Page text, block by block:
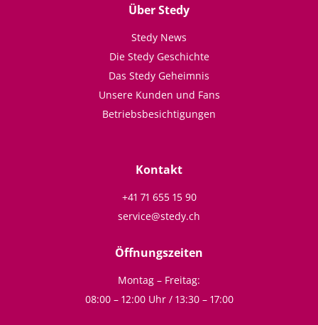
Über Stedy
Stedy News
Die Stedy Geschichte
Das Stedy Geheimnis
Unsere Kunden und Fans
Betriebsbesichtigungen
Kontakt
+41 71 655 15 90
service@stedy.ch
Öffnungszeiten
Montag – Freitag:
08:00 – 12:00 Uhr / 13:30 – 17:00